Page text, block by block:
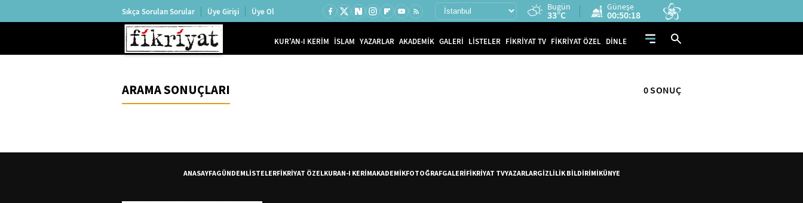
Sıkça Sorulan Sorular Üye Girişi Üye Ol Bugün
33°C
Güneşe
00:50:17
KUR'AN-I KERİM İSLAM YAZARLAR AKADEMİK GALERİ LİSTELER FİKRİYAT TV FİKRİYAT ÖZEL DİNLE
ARAMA SONUÇLARI 0 SONUÇ
ANASAYFAGÜNDEMLİSTELERFİKRİYAT ÖZELKURAN-I KERİMAKADEMİKFOTOĞRAFGALERİFİKRİYAT TVYAZARLARGİZLİLİK BİLDİRİMİKÜNYE